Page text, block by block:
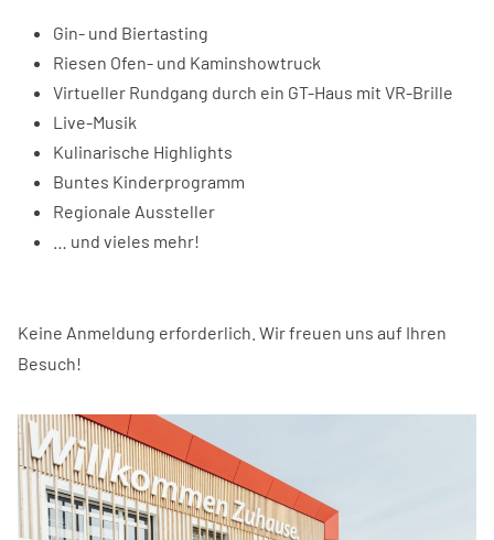
Gin- und Biertasting
Riesen Ofen- und Kaminshowtruck
Virtueller Rundgang durch ein GT-Haus mit VR-Brille
Live-Musik
Kulinarische Highlights
Buntes Kinderprogramm
Regionale Aussteller
… und vieles mehr!
Keine Anmeldung erforderlich. Wir freuen uns auf Ihren
Besuch!